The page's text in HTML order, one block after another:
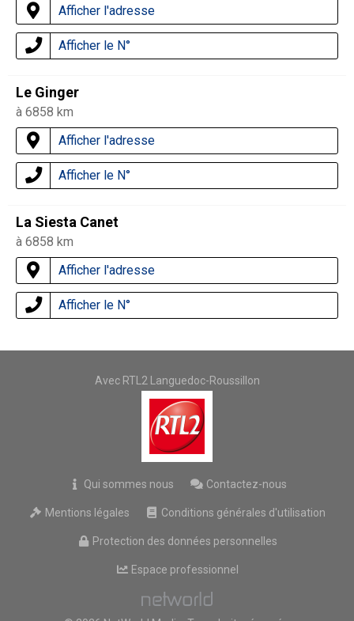
Afficher l'adresse
Afficher le N°
Le Ginger
à 6858 km
Afficher l'adresse
Afficher le N°
La Siesta Canet
à 6858 km
Afficher l'adresse
Afficher le N°
Avec RTL2 Languedoc-Roussillon
Qui sommes nous Contactez-nous
Mentions légales Conditions générales d'utilisation
Protection des données personnelles
Espace professionnel